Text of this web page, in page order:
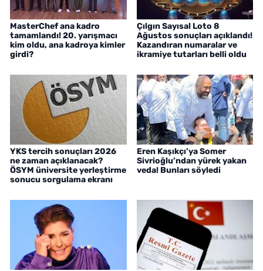
MasterChef ana kadro
tamamlandı! 20. yarışmacı
kim oldu, ana kadroya kimler
girdi?
Çılgın Sayısal Loto 8
Ağustos sonuçları açıklandı!
Kazandıran numaralar ve
ikramiye tutarları belli oldu
YKS tercih sonuçları 2026
ne zaman açıklanacak?
ÖSYM üniversite yerleştirme
sonucu sorgulama ekranı
Eren Kaşıkçı’ya Somer
Sivrioğlu’ndan yürek yakan
veda! Bunları söyledi